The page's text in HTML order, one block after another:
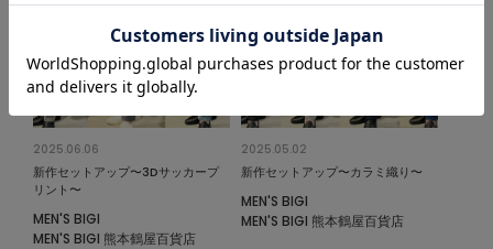
ラードコレクション。
ビジネスからカジュアルまで幅広いシーンで活用できるアイテム
を展開。
高機能素材を採用したセットアップやジャケットを中心に、心地
よさとスマートさを兼ね備えた多彩な着こなしを提案していま
モデル 身長184cm 胸囲95cm ウエスト78cm ヒップ94cm 着用サ
イズ：03（L）
2025.06.06
新作セットアップ〜3Dサッカープ
リント〜
MEN'S BIGI
MEN'S BIGI 熊本鶴屋百貨店
2025.05.02
新作セットアップ〜カラミ織り〜
MEN'S BIGI
MEN'S BIGI 熊本鶴屋百貨店